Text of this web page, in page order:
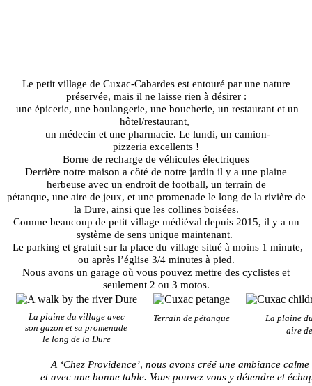
Le petit village de Cuxac-Cabardes est entouré par une nature
préservée, mais il ne laisse rien à désirer :
une épicerie, une boulangerie, une boucherie, un restaurant et un
hôtel/restaurant,
un médecin et une pharmacie. Le lundi, un camion-
pizzeria excellents !
Borne de recharge de véhicules électriques
Derrière notre maison a côté de notre jardin il y a une plaine
herbeuse avec un endroit de football, un terrain de
pétanque, une aire de jeux, et une promenade le long de la rivière de
la Dure, ainsi que les collines boisées.
Comme beaucoup de petit village médiéval depuis 2015, il y a un
système de sens unique maintenant.
Le parking et gratuit sur la place du village situé à moins 1 minute,
ou après l’église 3/4 minutes à pied.
Nous avons un garage où vous pouvez mettre des cyclistes et
seulement 2 ou 3 motos.
La plaine du village avec
son gazon et sa promenade
le long de la Dure
Terrain de pétanque
La plaine
aire
A ‘Chez Providence’, nous avons créé une ambiance
et avec une bonne table. Vous pouvez vous y détendre et